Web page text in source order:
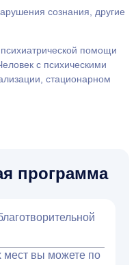
сознания, другие
помощи
с психическими
стационарном
программа
мест вы можете по